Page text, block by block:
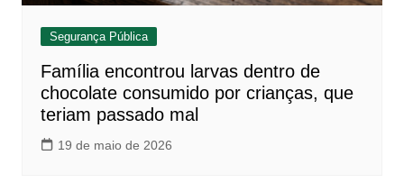
Segurança Pública
Família encontrou larvas dentro de
chocolate consumido por crianças, que
teriam passado mal
19 de maio de 2026